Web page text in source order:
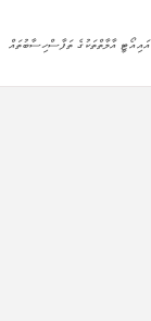
އައިއޯޓީ އާލާތްތަކުގެ ތަފާސްހިސާބުތައް